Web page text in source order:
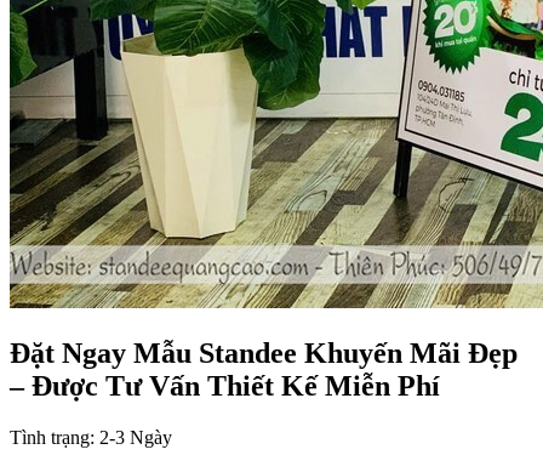
Đặt Ngay Mẫu Standee Khuyến Mãi Đẹp
– Được Tư Vấn Thiết Kế Miễn Phí
Tình trạng: 2-3 Ngày